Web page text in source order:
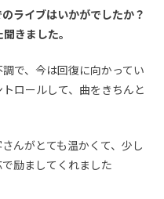
ライブはいかがでしたか？
きました。
調で、今は回復に向かってい
ロールして、曲をきちんと
んがとても温かくて、少し
励ましてくれました